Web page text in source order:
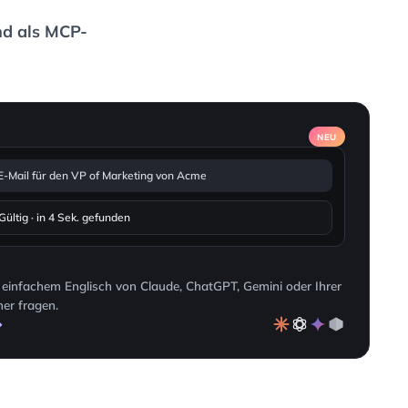
als MCP-
NEU
Mail für den VP of Marketing von Acme
· in 4 Sek. gefunden
Englisch von Claude, ChatGPT, Gemini oder Ihrer
fragen.